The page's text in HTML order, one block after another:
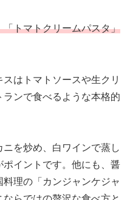
トマトクリームパスタ」
はトマトソースや生クリ
ンで食べるような本格的
を炒め、白ワインで蒸し
イントです。他にも、醤
理の「カンジャンケジャ